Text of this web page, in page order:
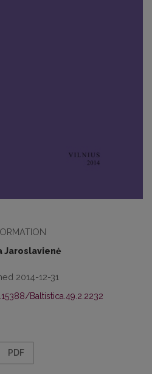
Jaroslavienė
2014-12-31
Baltistica.49.2.2232
PDF